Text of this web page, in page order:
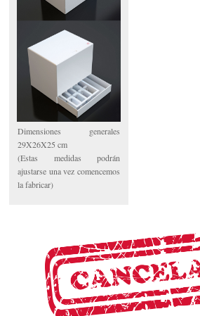
Dimensiones generales
29X26X25 cm
(Estas medidas podrán
ajustarse una vez comencemos
la fabricar)